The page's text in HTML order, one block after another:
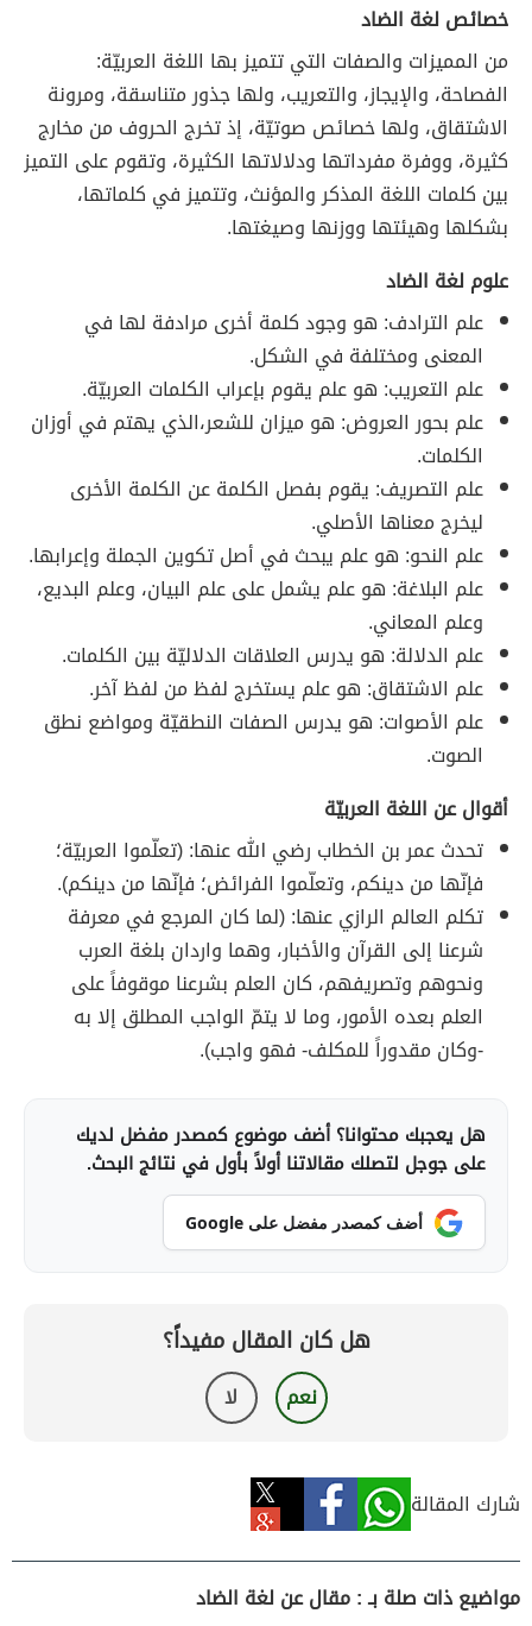
خصائص لغة الضاد
من المميزات والصفات التي تتميز بها اللغة العربيّة:
الفصاحة، والإيجاز، والتعريب، ولها جذور متناسقة، ومرونة
الاشتقاق، ولها خصائص صوتيّة، إذ تخرج الحروف من مخارج
كثيرة، ووفرة مفرداتها ودلالاتها الكثيرة، وتقوم على التميز
بين كلمات اللغة المذكر والمؤنث، وتتميز في كلماتها،
بشكلها وهيئتها ووزنها وصيغتها.
علوم لغة الضاد
علم الترادف: هو وجود كلمة أخرى مرادفة لها في
المعنى ومختلفة في الشكل.
علم التعريب: هو علم يقوم بإعراب الكلمات العربيّة.
علم بحور العروض: هو ميزان للشعر،الذي يهتم في أوزان
الكلمات.
علم التصريف: يقوم بفصل الكلمة عن الكلمة الأخرى
ليخرج معناها الأصلي.
علم النحو: هو علم يبحث في أصل تكوين الجملة وإعرابها.
علم البلاغة: هو علم يشمل على علم البيان، وعلم البديع،
وعلم المعاني.
علم الدلالة: هو يدرس العلاقات الدلاليّة بين الكلمات.
علم الاشتقاق: هو علم يستخرج لفظ من لفظ آخر.
علم الأصوات: هو يدرس الصفات النطقيّة ومواضع نطق
الصوت.
أقوال عن اللغة العربيّة
تحدث عمر بن الخطاب رضي الله عنها: (تعلّموا العربيّة؛
فإنّها من دينكم، وتعلّموا الفرائض؛ فإنّها من دينكم).
تكلم العالم الرازي عنها: (لما كان المرجع في معرفة
شرعنا إلى القرآن والأخبار، وهما واردان بلغة العرب
ونحوهم وتصريفهم، كان العلم بشرعنا موقوفاً على
العلم بعده الأمور، وما لا يتمّ الواجب المطلق إلا به
-وكان مقدوراً للمكلف- فهو واجب).
هل يعجبك محتوانا؟ أضف موضوع كمصدر مفضل لديك
على جوجل لتصلك مقالاتنا أولاً بأول في نتائج البحث.
أضف كمصدر مفضل على Google
هل كان المقال مفيداً؟
نعم لا
شارك المقالة
مواضيع ذات صلة بـ : مقال عن لغة الضاد